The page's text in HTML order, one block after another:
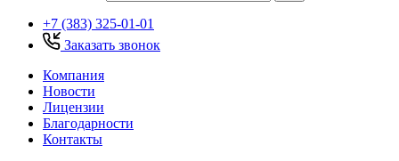
+7 (383) 325-01-01
Заказать звонок
Компания
Новости
Лицензии
Благодарности
Контакты